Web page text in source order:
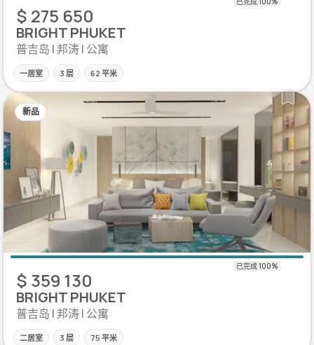
$ 275 650
BRIGHT PHUKET
普吉岛 | 邦涛 | 公寓
一居室 3 层 62 平米
新品
$ 359 130
BRIGHT PHUKET
普吉岛 | 邦涛 | 公寓
二居室 3 层 75 平米